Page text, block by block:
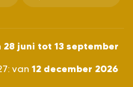
28 juni tot 13 september
van 12 december 2026